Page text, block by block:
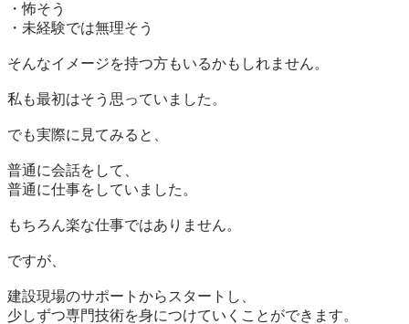
・怖そう
・未経験では無理そう
そんなイメージを持つ方もいるかもしれません。
私も最初はそう思っていました。
でも実際に見てみると、
普通に会話をして、
普通に仕事をしていました。
もちろん楽な仕事ではありません。
ですが、
建設現場のサポートからスタートし、
少しずつ専門技術を身につけていくことができます。